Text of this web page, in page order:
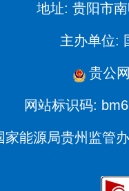
地址: 贵阳市
主办单位:
贵公
网站标识码:
家能源局贵州监管